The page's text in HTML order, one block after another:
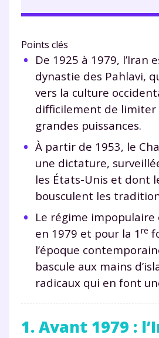
Points clés
De 1925 à 1979, l’Iran
dynastie des Pahlavi,
vers la culture
difficilement de limiter
grandes puissances.
À partir de 1953, le
une dictature,
les États-Unis et dont
bousculent les
Le régime impopulaire
en 1979 et pour la 1 re
l’époque
bascule aux mains
radicaux qui en font
1. Avant 1979 :